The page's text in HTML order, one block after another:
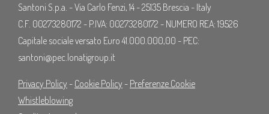
Santoni S.p.a. - Via Carlo Fenzi, 14 - 25135 Brescia - Italy
C.F. 00273280172 - P.IVA: 00273280172 - NUMERO REA: 19526
Capitale sociale versato Euro 41.000.000,00 - PEC:
santoni@pec.lonatigroup.it
Privacy Policy - Cookie Policy - Preferenze Cookie
Whistleblowing